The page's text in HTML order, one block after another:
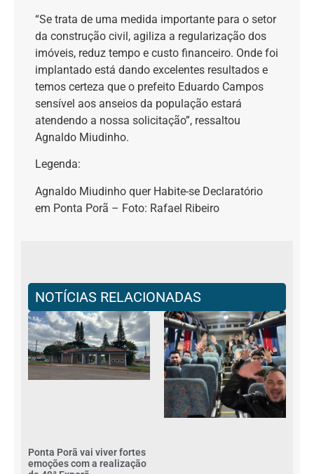
“Se trata de uma medida importante para o setor
da construção civil, agiliza a regularização dos
imóveis, reduz tempo e custo financeiro. Onde foi
implantado está dando excelentes resultados e
temos certeza que o prefeito Eduardo Campos
sensível aos anseios da população estará
atendendo a nossa solicitação”, ressaltou
Agnaldo Miudinho.
Legenda:
Agnaldo Miudinho quer Habite-se Declaratório
em Ponta Porã – Foto: Rafael Ribeiro
NOTÍCIAS RELACIONADAS
Ponta Porã vai viver fortes
emoções com a realização